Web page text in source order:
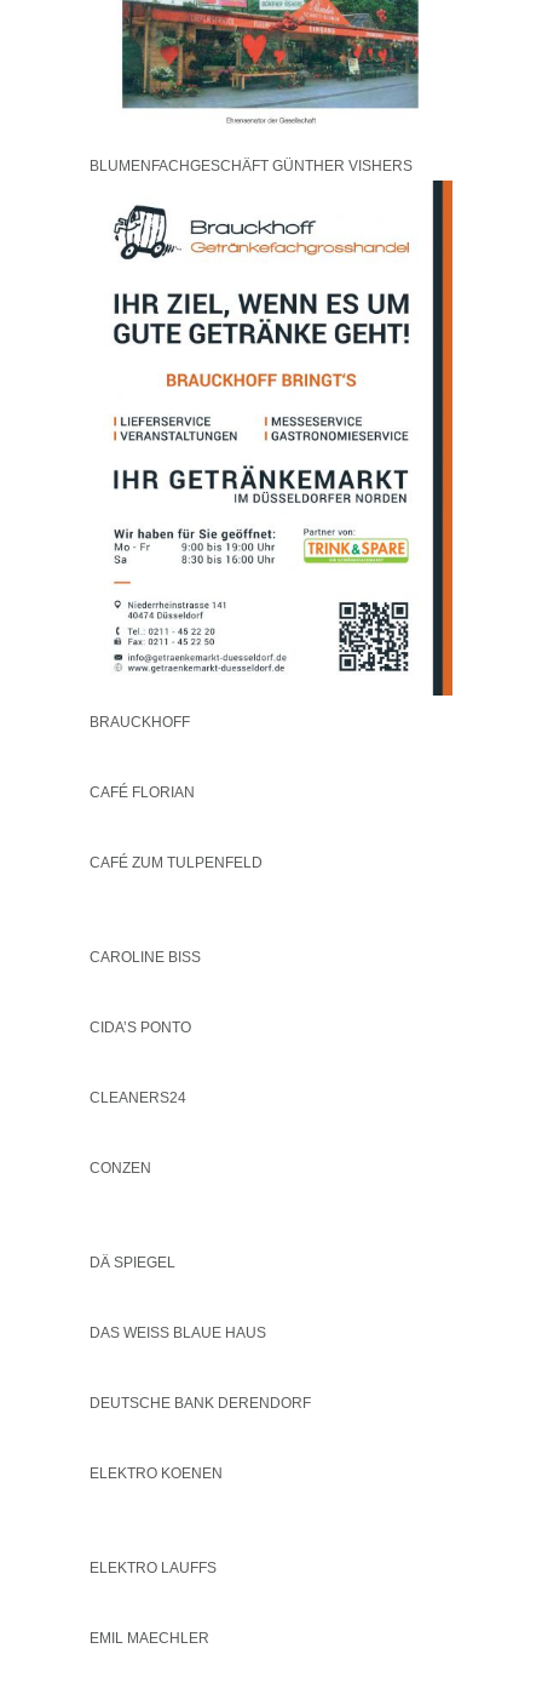
BLUMENFACHGESCHÄFT GÜNTHER VISHERS
BRAUCKHOFF
CAFÉ FLORIAN
CAFÉ ZUM TULPENFELD
CAROLINE BISS
CIDA’S PONTO
CLEANERS24
CONZEN
DÄ SPIEGEL
DAS WEISS BLAUE HAUS
DEUTSCHE BANK DERENDORF
ELEKTRO KOENEN
ELEKTRO LAUFFS
EMIL MAECHLER